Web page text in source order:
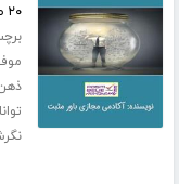
۲۰ صفحه